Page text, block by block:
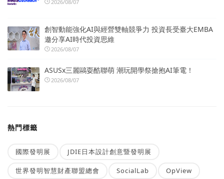
2026/08/07
創智動能強化AI與經營雙軸競爭力 投資長受臺大EMBA
邀分享AI時代投資思維
2026/08/07
ASUSx三麗鷗耍酷聯萌 潮玩開學祭搶抱AI筆電！
2026/08/07
熱門標籤
國際發明展 JDIE日本設計創意暨發明展
世界發明智慧財產聯盟總會 SocialLab OpView